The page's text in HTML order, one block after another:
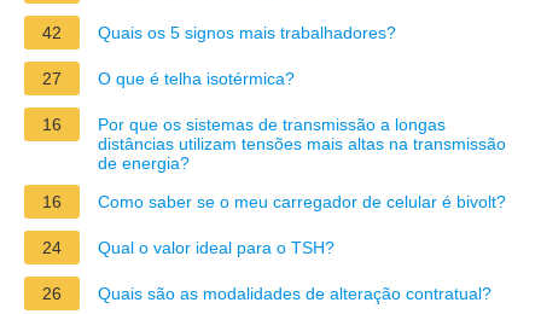
42 Quais os 5 signos mais trabalhadores?
27 O que é telha isotérmica?
16
Por que os sistemas de transmissão a longas
distâncias utilizam tensões mais altas na transmissão
de energia?
16
Como saber se o meu carregador de celular é bivolt?
24 Qual o valor ideal para o TSH?
26 Quais são as modalidades de alteração contratual?